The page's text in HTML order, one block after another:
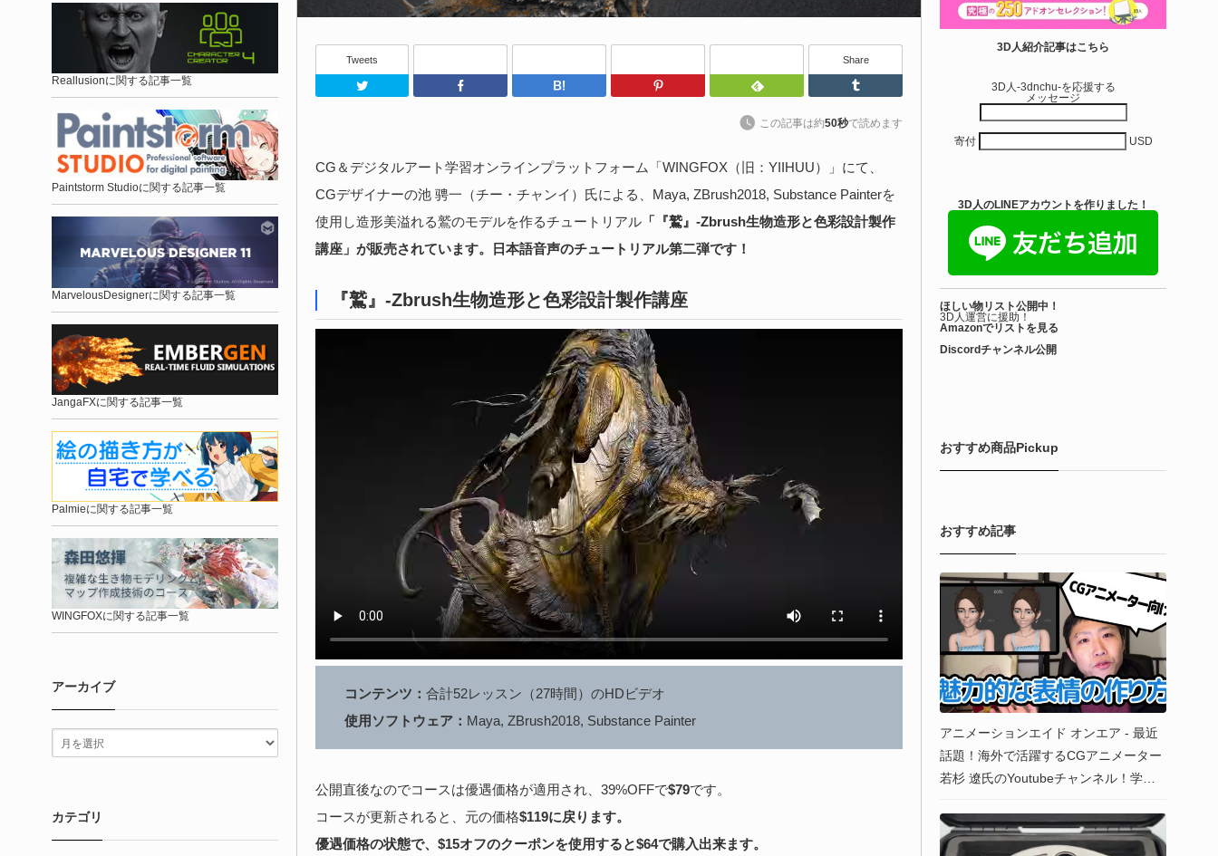
なVRChat向け...
2026-08-02
アバターモデラーの しろいの氏（@SiroinoWorks）が以前から進
捗共有を行っていた素体モデル「SironoSotai」をリリースしまし
た！
続きを読む
Bioform | 現役臨床医の3DCGアーティストが
実際の解剖学に基づいて構築...
Tweets
Twitter Facebook はてなブックマークPinterest Feedly
Share
この記事は約50秒で読めます
CG＆デジタルアート学習オンラインプラットフォーム「WINGFOX（旧：YIIHUU）」にて、
CGデザイナーの池 骋一（チー・チャンイ）氏による、Maya, ZBrush2018, Substance Painterを
使用し造形美溢れる鷲のモデルを作るチュートリアル 「『鷲』-Zbrush生物造形と色彩設計製作
講座」が販売されています。日本語音声のチュートリアル第二弾です！
『鷲』-Zbrush生物造形と色彩設計製作講座
コンテンツ： 合計52レッスン（27時間）のHDビデオ
使用ソフトウェア： Maya, ZBrush2018, Substance Painter
公開直後なのでコースは優遇価格が適用され、39%OFFで$79です。
コースが更新されると、元の価格$119に戻ります。
優遇価格の状態で、$15オフのクーポンを使用すると$64で購入出来ます。
Reallusionに関する記事一覧
Paintstorm Studioに関する記事一覧
MarvelousDesignerに関する記事一覧
JangaFXに関する記事一覧
Palmieに関する記事一覧
WINGFOXに関する記事一覧
アーカイブ
カテゴリ
3D人紹介記事はこちら
3D人-3dnchu-を応援する
メッセージ
寄付 USD
3D人のLINEアカウントを作りました！
ほしい物リスト公開中！
3D人運営に援助！
Amazonでリストを見る
Discordチャンネル公開
おすすめ商品Pickup
おすすめ記事
アニメーションエイド オンエア - 最近
話題！海外で活躍するCGアニメーター
若杉 遼氏のYoutubeチャンネル！学生